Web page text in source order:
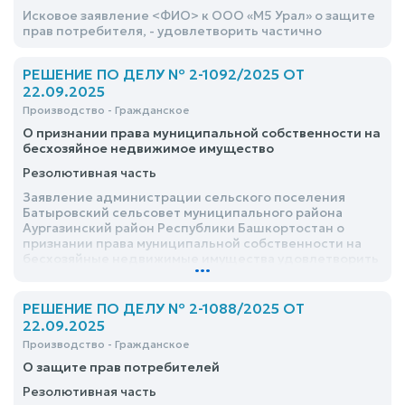
Исковое заявление <ФИО> к ООО «М5 Урал» о защите
прав потребителя, - удовлетворить частично
РЕШЕНИЕ ПО ДЕЛУ № 2-1092/2025 ОТ
22.09.2025
Производство - Гражданское
О признании права муниципальной собственности на
бесхозяйное недвижимое имущество
Резолютивная часть
Заявление администрации сельского поселения
Батыровский сельсовет муниципального района
Аургазинский район Республики Башкортостан о
признании права муниципальной собственности на
...
РЕШЕНИЕ ПО ДЕЛУ № 2-1088/2025 ОТ
22.09.2025
Производство - Гражданское
О защите прав потребителей
Резолютивная часть